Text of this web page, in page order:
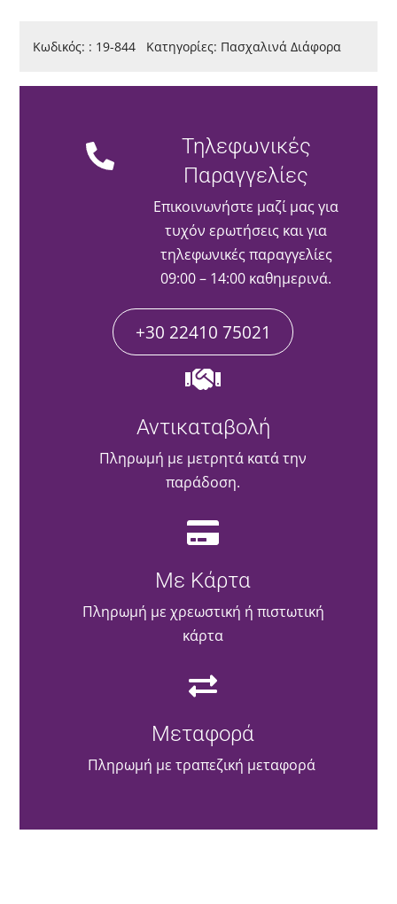
Κωδικός: : 19-844 Κατηγορίες: Πασχαλινά Διάφορα
Τηλεφωνικές
Παραγγελίες
Επικοινωνήστε μαζί μας για
τυχόν ερωτήσεις και για
τηλεφωνικές παραγγελίες
09:00 – 14:00 καθημερινά.
+30 22410 75021
Αντικαταβολή
Πληρωμή με μετρητά κατά την
παράδοση.
Με Κάρτα
Πληρωμή με χρεωστική ή πιστωτική
κάρτα
Μεταφορά
Πληρωμή με τραπεζική μεταφορά